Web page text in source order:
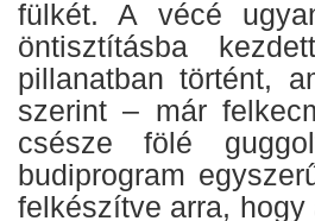
fülkét. A vécé
öntisztításba
pillanatban történt,
szerint – már
csésze fölé
budiprogram
felkészítve arra,